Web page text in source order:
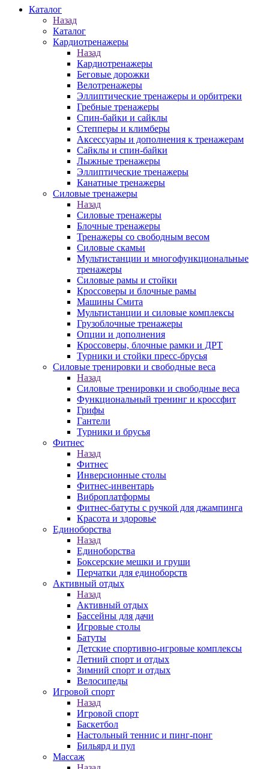
Каталог
Назад
Каталог
Кардиотренажеры
Назад
Кардиотренажеры
Беговые дорожки
Велотренажеры
Эллиптические тренажеры и орбитреки
Гребные тренажеры
Спин-байки и сайклы
Степперы и климберы
Аксессуары и дополнения к тренажерам
Сайклы и спин-байки
Лыжные тренажеры
Эллиптические тренажеры
Канатные тренажеры
Силовые тренажеры
Назад
Силовые тренажеры
Блочные тренажеры
Тренажеры со свободным весом
Силовые скамьи
Мультистанции и многофункциональные
тренажеры
Силовые рамы и стойки
Кроссоверы и блочные рамы
Машины Смита
Мультистанции и силовые комплексы
Грузоблочные тренажеры
Опции и дополнения
Кроссоверы, блочные рамки и ДРТ
Турники и стойки пресс-брусья
Силовые тренировки и свободные веса
Назад
Силовые тренировки и свободные веса
Функциональный тренинг и кроссфит
Грифы
Гантели
Турники и брусья
Фитнес
Назад
Фитнес
Инверсионные столы
Фитнес-инвентарь
Виброплатформы
Фитнес-батуты с ручкой для джампинга
Красота и здоровье
Единоборства
Назад
Единоборства
Боксерские мешки и груши
Перчатки для единоборств
Активный отдых
Назад
Активный отдых
Бассейны для дачи
Игровые столы
Батуты
Детские спортивно-игровые комплексы
Летний спорт и отдых
Зимний спорт и отдых
Велосипеды
Игровой спорт
Назад
Игровой спорт
Баскетбол
Настольный теннис и пинг-понг
Бильярд и пул
Массаж